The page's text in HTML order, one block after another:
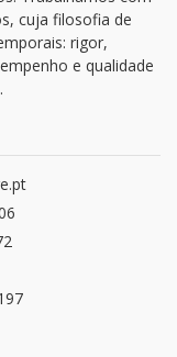
cuja filosofia de
rigor,
e qualidade